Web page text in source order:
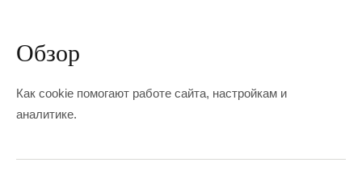
Обзор
Как cookie помогают работе сайта, настройкам и
аналитике.